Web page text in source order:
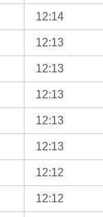
12:14
12:13
12:13
12:13
12:13
12:13
12:12
12:12